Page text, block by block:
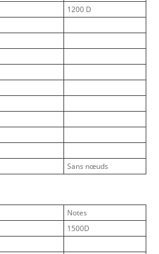
1200 D
Sans nœuds
Notes
1500D